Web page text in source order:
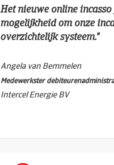
Het nieuwe online
mogelijkheid om onze
overzichtelijk systeem."
Angela van Bemmelen
Medewerkster
Intercel Energie BV